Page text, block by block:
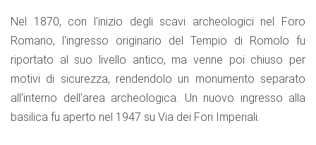
Nel 1870, con l'inizio degli scavi archeologici nel Foro
Romano, l'ingresso originario del Tempio di Romolo fu
riportato al suo livello antico, ma venne poi chiuso per
motivi di sicurezza, rendendolo un monumento separato
all'interno dell'area archeologica. Un nuovo ingresso alla
basilica fu aperto nel 1947 su Via dei Fori Imperiali.